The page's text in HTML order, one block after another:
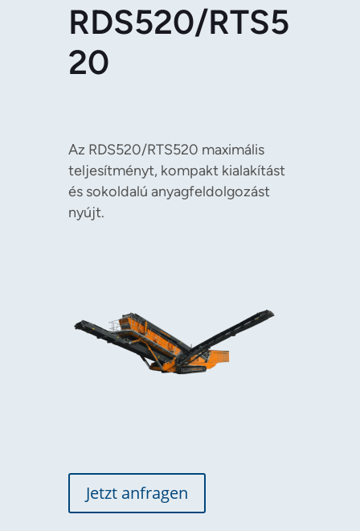
RDS520/RTS5
20
Az RDS520/RTS520 maximális
teljesítményt, kompakt kialakítást
és sokoldalú anyagfeldolgozást
nyújt.
Jetzt anfragen